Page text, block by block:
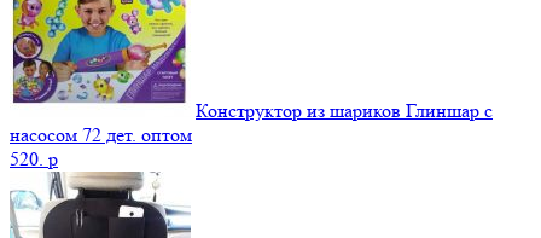
Конструктор из шариков Глиншар с
насосом 72 дет. оптом
520. p